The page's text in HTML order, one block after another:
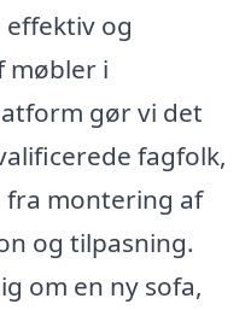
effektiv og
møbler i
gør vi det
fagfolk,
montering af
og tilpasning.
om en ny sofa,